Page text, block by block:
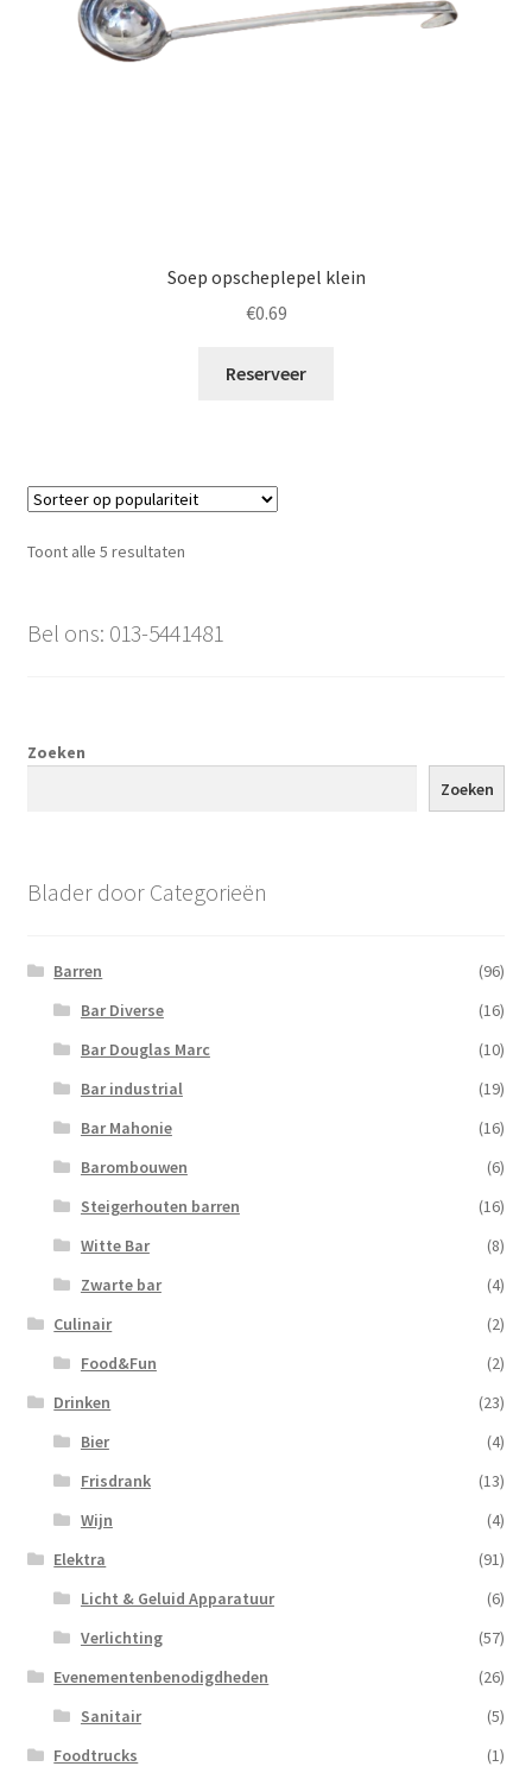
Soep opscheplepel klein
€0.69
Reserveer
Toont alle 5 resultatenGesorteerd
Bel ons: 013-5441481
Zoeken
Zoeken
Blader door Categorieën
Barren
(96)
Bar Diverse
(16)
Bar Douglas Marc
(10)
Bar industrial
(19)
Bar Mahonie
(16)
Barombouwen
(6)
Steigerhouten barren
(16)
Witte Bar
(8)
Zwarte bar
(4)
Culinair
(2)
Food&Fun
(2)
Drinken
(23)
Bier
(4)
Frisdrank
(13)
Wijn
(4)
Elektra
(91)
Licht & Geluid Apparatuur
(6)
Verlichting
(57)
Evenementenbenodigdheden
(26)
Sanitair
(5)
Foodtrucks
(1)